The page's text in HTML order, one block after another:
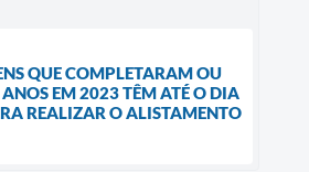
QUE COMPLETARAM OU
EM 2023 TÊM ATÉ O DIA
REALIZAR O ALISTAMENTO